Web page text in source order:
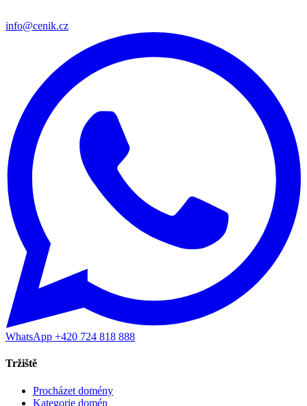
info@cenik.cz
WhatsApp +420 724 818 888
Tržiště
Procházet domény
Kategorie domén